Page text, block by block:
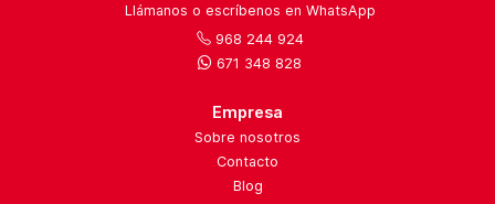
Llámanos o escríbenos en WhatsApp
968 244 924
671 348 828
Empresa
Sobre nosotros
Contacto
Blog